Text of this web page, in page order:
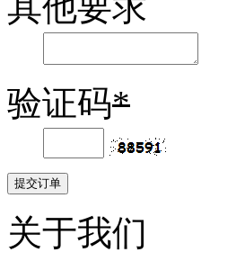
其他要求
验证码*
关于我们